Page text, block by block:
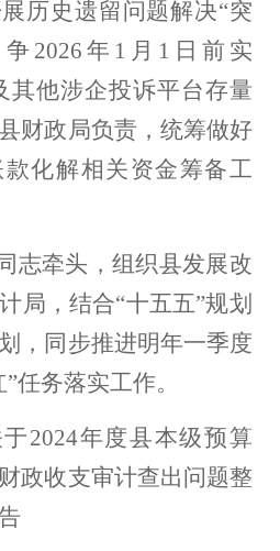
历史遗留问题解决“突
2026年1月1日前实
其他涉企投诉平台存量
财政局负责，统筹做好
化解相关资金筹备工
志牵头，组织县发展改
局，结合“十五五”规划
，同步推进明年一季度
任务落实工作。
2024年度县本级预算
政收支审计查出问题整